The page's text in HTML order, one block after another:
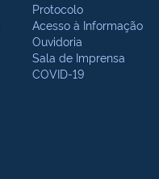
Protocolo
Acesso à Informação
Ouvidoria
Sala de Imprensa
COVID-19